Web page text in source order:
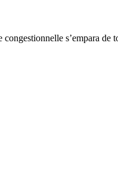
congestionnelle s’empara